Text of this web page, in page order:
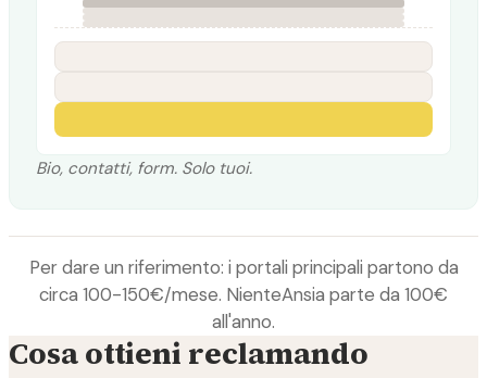
Bio, contatti, form. Solo tuoi.
Per dare un riferimento: i portali principali partono da
circa 100-150€/mese. NienteAnsia parte da 100€
all'anno.
Cosa ottieni reclamando